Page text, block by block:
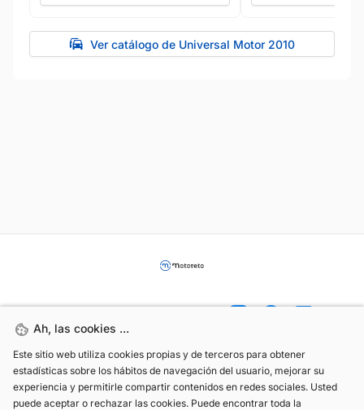
Ver catálogo de Universal Motor 2010
Ah, las cookies ...
Este sitio web utiliza cookies propias y de terceros para obtener
estadísticas sobre los hábitos de navegación del usuario, mejorar su
experiencia y permitirle compartir contenidos en redes sociales. Usted
puede aceptar o rechazar las cookies. Puede encontrar toda la
Ah, las cookies ...
Este sitio web utiliza cookies propias y de terceros para obtener
estadísticas sobre los hábitos de navegación del usuario, mejorar su
experiencia y permitirle compartir contenidos en redes sociales. Usted
puede aceptar o rechazar las cookies. Puede encontrar toda la
(+34) 744 408 070
info@motoreto.com